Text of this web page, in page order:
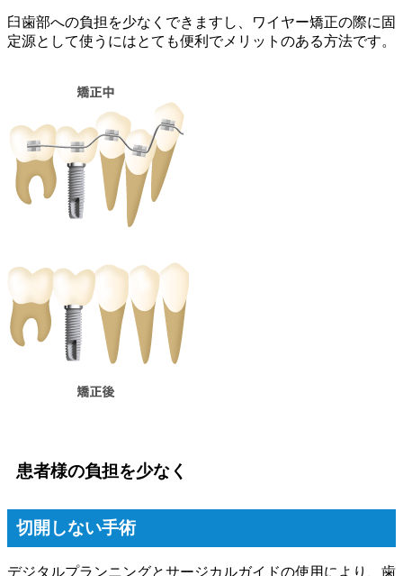
臼歯部への負担を少なくできますし、ワイヤー矯正の際に固
定源として使うにはとても便利でメリットのある方法です。
患者様の負担を少なく
切開しない手術
デジタルプランニングとサージカルガイドの使用により、歯